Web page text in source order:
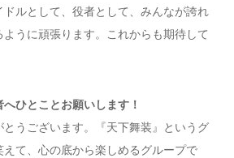
ルとして、役者として、みんなが誇れ
うに頑張ります。これからも期待して
ひとことお願いします！
うございます。『天下舞装』というグ
て、心の底から楽しめるグループで